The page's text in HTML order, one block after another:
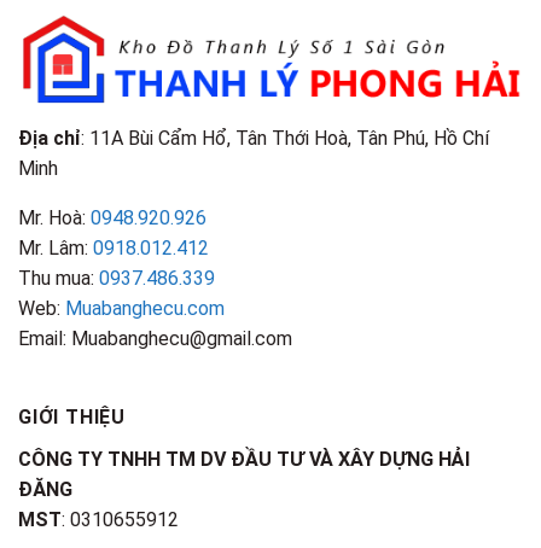
Địa chỉ: 11A Bùi Cẩm Hổ, Tân Thới Hoà, Tân Phú, Hồ Chí
Minh
Mr. Hoà: 0948.920.926
Mr. Lâm: 0918.012.412
Thu mua: 0937.486.339
Web: Muabanghecu.com
Email: Muabanghecu@gmail.com
GIỚI THIỆU
CÔNG TY TNHH TM DV ĐẦU TƯ VÀ XÂY DỰNG HẢI
ĐĂNG
MST: 0310655912